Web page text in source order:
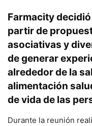
Farmacity
partir de
asociativas y
de generar
alrededor de la
alimentación
de vida de las
Durante la reunión